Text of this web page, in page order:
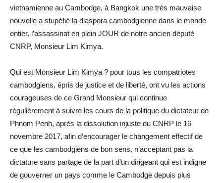
vietnamienne au Cambodge, à Bangkok une très mauvaise
nouvelle a stupéfié la diaspora cambodgienne dans le monde
entier, l’assassinat en plein JOUR de notre ancien député
CNRP, Monsieur Lim Kimya.
Qui est Monsieur Lim Kimya ? pour tous les compatriotes
cambodgiens, épris de justice et de liberté, ont vu les actions
courageuses de ce Grand Monsieur qui continue
régulièrement à suivre les cours de la politique du dictateur de
Phnom Penh, après la dissolution injuste du CNRP le 16
novembre 2017, afin d’encourager le changement effectif de
ce que les cambodgiens de bon sens, n’acceptant pas la
dictature sans partage de la part d’un dirigeant qui est indigne
de gouverner un pays comme le Cambodge depuis plus